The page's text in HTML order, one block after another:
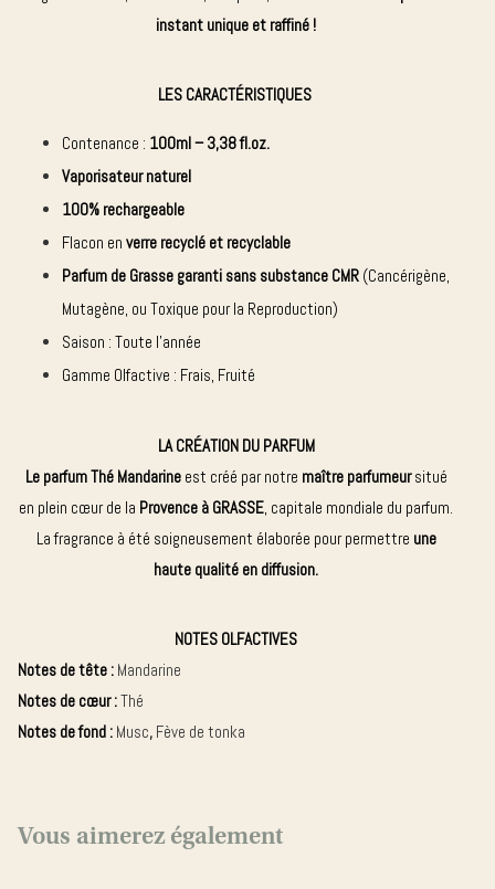
instant unique et raffiné !
LES CARACTÉRISTIQUES
Contenance : 100ml – 3,38 fl.oz.
Vaporisateur naturel
100% rechargeable
Flacon en verre recyclé et recyclable
Parfum de Grasse garanti sans substance CMR (Cancérigène,
Mutagène, ou Toxique pour la Reproduction)
Saison : Toute l’année
Gamme Olfactive : Frais, Fruité
LA CRÉATION DU PARFUM
Le parfum Thé Mandarine est créé par notre maître parfumeursitué
en plein cœur de la Provence à GRASSE, capitale mondiale du parfum.
La fragrance à été soigneusement élaborée pour permettre une
haute qualité en diffusion.
NOTES OLFACTIVES
Notes de tête : Mandarine
Notes de cœur :Thé
Notes de fond : Musc, Fève de tonka
Vous aimerez également